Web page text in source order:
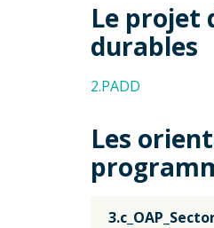
Le projet
durables
2.PADD
Les